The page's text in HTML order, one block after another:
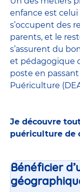
enfance est celui
s’occupent des
parents, et le
s’assurent du
et pédagogique
poste en passant
Puériculture
Je découvre
puériculture de
Bénéficier